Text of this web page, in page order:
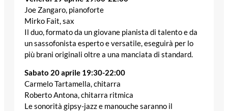
Joe Zangaro, pianoforte
Mirko Fait, sax
Il duo, formato da un giovane pianista di talento e da
un sassofonista esperto e versatile, eseguirà per lo
più brani originali oltre a una manciata di standard.
Sabato 20 aprile 19:30-22:00
Carmelo Tartamella, chitarra
Roberto Antona, chitarra ritmica
Le sonorità gipsy-jazz e manouche saranno il